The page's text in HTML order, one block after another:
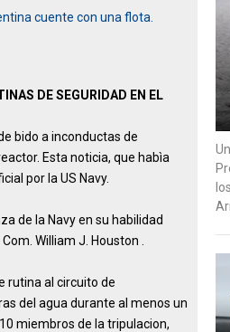
cuente con una flota.
DE SEGURIDAD EN EL
bido a inconductas de
Esta noticia, que habìa
por la US Navy.
de la Navy en su habilidad
William J. Houston .
rutina al circuito de
del agua durante al menos un
miembros de la tripulacion,